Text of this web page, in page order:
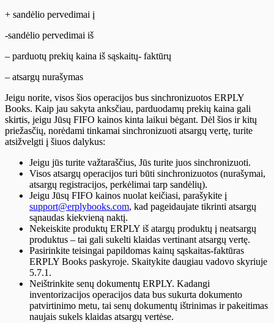
+ sandėlio pervedimai į
-sandėlio pervedimai iš
– parduotų prekių kaina iš sąskaitų- faktūrų
– atsargų nurašymas
Jeigu norite, visos šios operacijos bus sinchronizuotos ERPLY
Books. Kaip jau sakyta anksčiau, parduodamų prekių kaina gali
skirtis, jeigu Jūsų FIFO kainos kinta laikui bėgant. Dėl šios ir kitų
priežasčių, norėdami tinkamai sinchronizuoti atsargų vertę, turite
atsižvelgti į šiuos dalykus:
Jeigu jūs turite važtaraščius, Jūs turite juos sinchronizuoti.
Visos atsargų operacijos turi būti sinchronizuotos (nurašymai,
atsargų registracijos, perkėlimai tarp sandėlių).
Jeigu Jūsų FIFO kainos nuolat keičiasi, parašykite į
support@erplybooks.com, kad pageidaujate tikrinti atsargų
sąnaudas kiekvieną naktį.
Nekeiskite produktų ERPLY iš atargų produktų į neatsargų
produktus – tai gali sukelti klaidas vertinant atsargų vertę.
Pasirinkite teisingai papildomas kainų sąskaitas-faktūras
ERPLY Books paskyroje. Skaitykite daugiau vadovo skyriuje
5.7.1.
Neištrinkite senų dokumentų ERPLY. Kadangi
inventorizacijos operacijos data bus sukurta dokumento
patvirtinimo metu, tai senų dokumentų ištrinimas ir pakeitimas
naujais sukels klaidas atsargų vertėse.